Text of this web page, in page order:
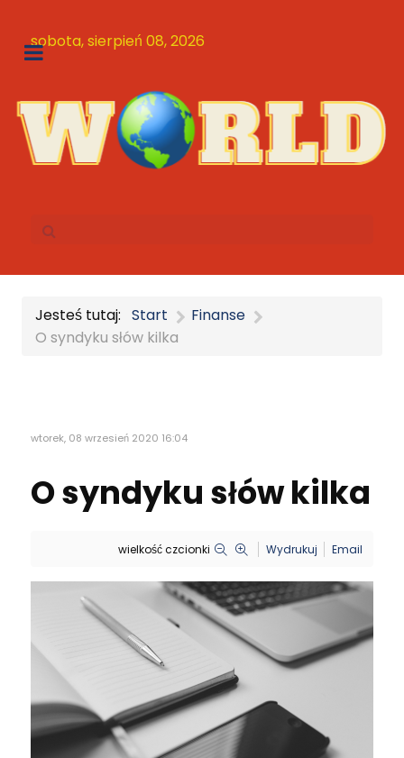
sobota, sierpień 08, 2026
Jesteś tutaj: Start
Finanse
O syndyku słów kilka
wtorek, 08 wrzesień 2020 16:04
O syndyku słów kilka
wielkość czcionki Wydrukuj Email